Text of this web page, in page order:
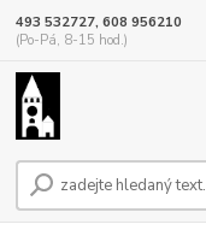
493 532727, 608 956210
(Po-Pá, 8-15 hod.)